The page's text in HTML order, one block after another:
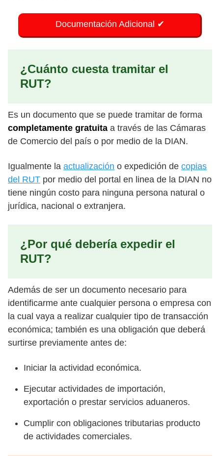
Documentación Adicional ✔
¿Cuánto cuesta tramitar el
RUT?
Es un documento que se puede tramitar de forma
completamente gratuita a través de las Cámaras
de Comercio del país o por medio de la DIAN.
Igualmente la actualización o expedición de copias
del RUT por medio del portal en linea de la DIAN no
tiene ningún costo para ninguna persona natural o
jurídica, nacional o extranjera.
¿Por qué debería expedir el
RUT?
Además de ser un documento necesario para
identificarme ante cualquier persona o empresa con
la cual vaya a realizar cualquier tipo de transacción
económica; también es una obligación que deberá
surtirse previamente antes de:
Iniciar la actividad económica.
Ejecutar actividades de importación,
exportación o prestar servicios aduaneros.
Cumplir con obligaciones tributarias producto
de actividades comerciales.